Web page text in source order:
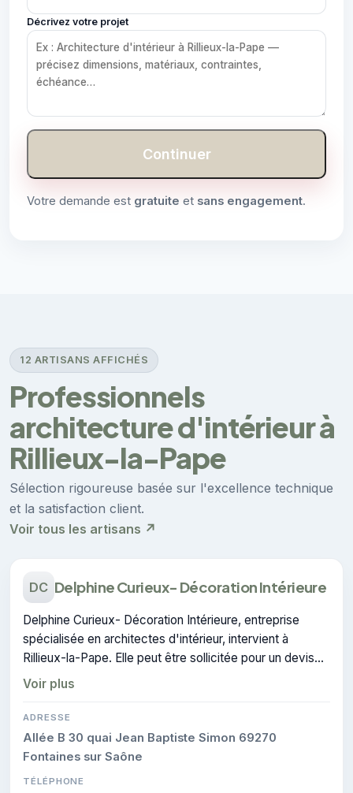
Décrivez votre projet
Continuer
Votre demande est gratuite et sans engagement.
12 ARTISANS AFFICHÉS
Professionnels
architecture d'intérieur à
Rillieux-la-Pape
Sélection rigoureuse basée sur l'excellence technique
et la satisfaction client.
Voir tous les artisans ↗
DC Delphine Curieux- Décoration Intérieure
Delphine Curieux- Décoration Intérieure, entreprise
spécialisée en architectes d'intérieur, intervient à
Rillieux-la-Pape. Elle peut être sollicitée pour un devis
en architecture d'intérieur.
Voir plus
ADRESSE
Allée B 30 quai Jean Baptiste Simon 69270
Fontaines sur Saône
TÉLÉPHONE